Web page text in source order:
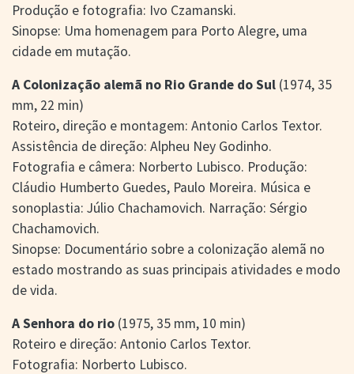
Produção e fotografia: Ivo Czamanski.
Sinopse: Uma homenagem para Porto Alegre, uma
cidade em mutação.
A Colonização alemã no Rio Grande do Sul (1974, 35
mm, 22 min)
Roteiro, direção e montagem: Antonio Carlos Textor.
Assistência de direção: Alpheu Ney Godinho.
Fotografia e câmera: Norberto Lubisco. Produção:
Cláudio Humberto Guedes, Paulo Moreira. Música e
sonoplastia: Júlio Chachamovich. Narração: Sérgio
Chachamovich.
Sinopse: Documentário sobre a colonização alemã no
estado mostrando as suas principais atividades e modo
de vida.
A Senhora do rio (1975, 35 mm, 10 min)
Roteiro e direção: Antonio Carlos Textor.
Fotografia: Norberto Lubisco.